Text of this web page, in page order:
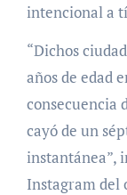
intencional a
“Dichos
años de edad
consecuencia
cayó de un
instantánea”,
Instagram del